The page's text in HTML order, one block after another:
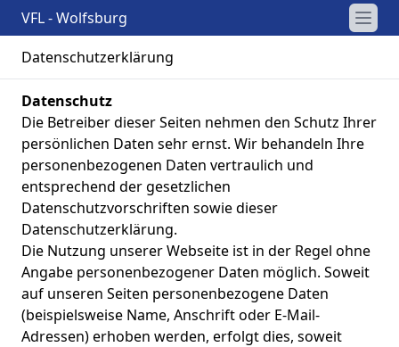
VFL - Wolfsburg
Datenschutzerklärung
Datenschutz
Die Betreiber dieser Seiten nehmen den Schutz Ihrer
persönlichen Daten sehr ernst. Wir behandeln Ihre
personenbezogenen Daten vertraulich und
entsprechend der gesetzlichen
Datenschutzvorschriften sowie dieser
Datenschutzerklärung.
Die Nutzung unserer Webseite ist in der Regel ohne
Angabe personenbezogener Daten möglich. Soweit
auf unseren Seiten personenbezogene Daten
(beispielsweise Name, Anschrift oder E-Mail-
Adressen) erhoben werden, erfolgt dies, soweit